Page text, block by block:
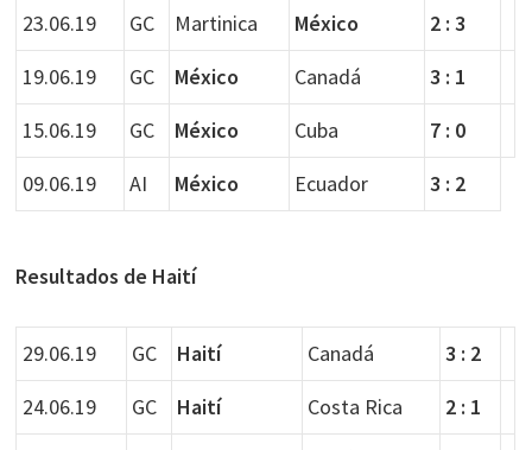
23.06.19
GC Martinica México
2 : 3
19.06.19
GC México Canadá
3 : 1
15.06.19
GC México Cuba
7 : 0
09.06.19
AI México Ecuador 3 : 2
Resultados de Haití
29.06.19 GC Haití Canadá
3 : 2
24.06.19
GC Haití Costa Rica
2 : 1